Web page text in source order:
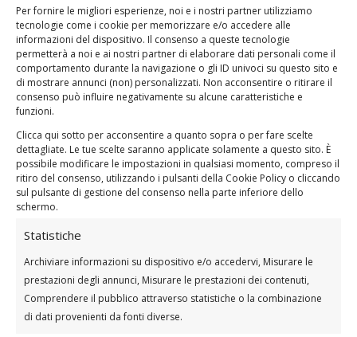
Per fornire le migliori esperienze, noi e i nostri partner utilizziamo
tecnologie come i cookie per memorizzare e/o accedere alle
informazioni del dispositivo. Il consenso a queste tecnologie
permetterà a noi e ai nostri partner di elaborare dati personali come il
comportamento durante la navigazione o gli ID univoci su questo sito e
di mostrare annunci (non) personalizzati. Non acconsentire o ritirare il
consenso può influire negativamente su alcune caratteristiche e
funzioni.
Clicca qui sotto per acconsentire a quanto sopra o per fare scelte
dettagliate. Le tue scelte saranno applicate solamente a questo sito. È
possibile modificare le impostazioni in qualsiasi momento, compreso il
ritiro del consenso, utilizzando i pulsanti della Cookie Policy o cliccando
sul pulsante di gestione del consenso nella parte inferiore dello
schermo.
Statistiche
Archiviare informazioni su dispositivo e/o accedervi, Misurare le
prestazioni degli annunci, Misurare le prestazioni dei contenuti,
Comprendere il pubblico attraverso statistiche o la combinazione
di dati provenienti da fonti diverse.
cliccaqui.
Clicca qui per Provare Gratis 7 Giorni il
Programma di Allenamento OurFitHub
BONUS: Scheda completa, programma ed
esercizi da fare da casa per donna per
allenamento ginoide
Programma di allenamento da svolgere a casa per la
donna ginoide.
3 Sessioni a settimana così suddivise:
Giorno 1: Gambe e glutei
Giorno 2: Dorso, braccia e addominali